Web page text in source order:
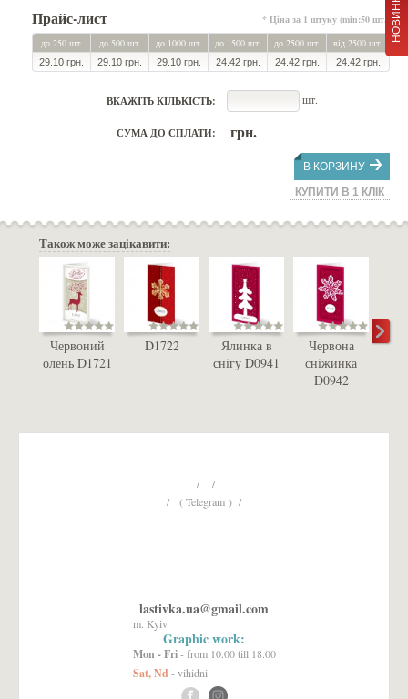
НОВИНКИ
Прайс-лист
* Ціна за 1 штуку (min:50 шт.)
до 250 шт.
до 500 шт. до 1000 шт. до 1500 шт. до 2500 шт. від 2500 шт.
29.10 грн. 29.10 грн. 29.10 грн. 24.42 грн. 24.42 грн. 24.42 грн.
ВКАЖІТЬ КІЛЬКІСТЬ: шт.
СУМА ДО СПЛАТИ: грн.
В КОРЗИНУ
КУПИТИ В 1 КЛІК
Також може зацікавити:
Червоний
олень D1721
D1722
Ялинка в
снігу D0941
Червона
сніжинка
D0942
/ /
/ ( Telegram ) /
lastivka.ua@gmail.com
m. Kyiv
Graphic work:
Mon - Fri- from 10.00 till 18.00
Sat, Nd - vihidni